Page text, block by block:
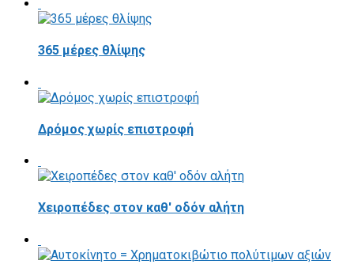
365 μέρες θλίψης
Δρόμος χωρίς επιστροφή
Χειροπέδες στον καθ' οδόν αλήτη